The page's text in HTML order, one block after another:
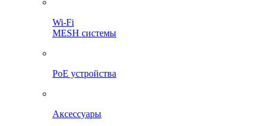
Wi-Fi
MESH системы
PoE устройства
Аксессуары